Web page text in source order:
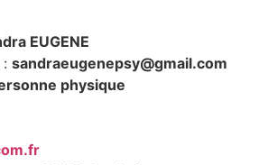
EUGENE
sandraeugenepsy@gmail.com
physique